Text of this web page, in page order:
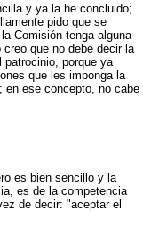
y ya la he concluido;
pido que se
Comisión tenga alguna
que no debe decir la
porque ya
que les imponga la
en ese concepto, no cabe
es bien sencillo y la
es de la competencia
de decir: "aceptar el